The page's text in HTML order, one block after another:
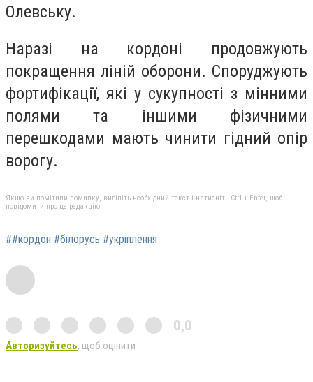
Олевську.
Наразі на кордоні продовжують
покращення ліній оборони. Споруджують
фортифікації, які у сукупності з мінними
полями та іншими фізичними
перешкодами мають чинити гідний опір
ворогу.
Якщо ви помітили помилку, виділіть необхідний текст і натисніть Ctrl + Enter, щоб
повідомити про це редакцію
##кордон #білорусь #укріплення
0,0
Авторизуйтесь, щоб оцінити